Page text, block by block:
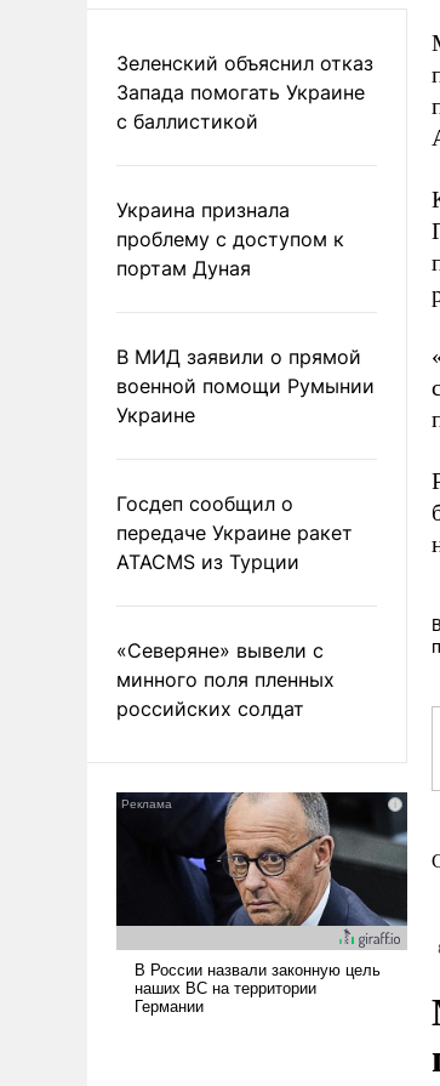
Зеленский объяснил отказ
Запада помогать Украине
с баллистикой
Украина признала
проблему с доступом к
портам Дуная
В МИД заявили о прямой
военной помощи Румынии
Украине
Госдеп сообщил о
передаче Украине ракет
ATACMS из Турции
«Северяне» вывели с
минного поля пленных
российских солдат